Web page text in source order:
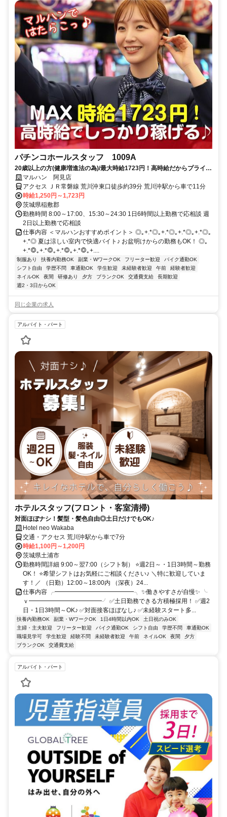
パチンコホールスタッフ 1009A
20歳以上の方(健康増進法の為)/最大時給1723円！高時給だからプライベ
ートを優先してもしっかり稼げる！ミニボーナスも有【履歴書不要】
マルハン 阿見店
アクセス ＪＲ常磐線 荒川沖東口徒歩約39分 荒川沖駅から車で11分
時給1,250円～1,723円
茨城県稲敷郡
勤務時間 8:00～17:00、15:30～24:30 1日6時間以上勤務で応相談 週
2日以上勤務で応相談
仕事内容 ＜マルハンおすすめポイント＞ ◎｡+.*◎｡+.*◎｡+.*◎｡+.*◎｡
+.*◎ 夏は涼しい室内で快適バイト♪ お盆明けからの勤務もOK！ ◎｡
+.*◎｡+.*◎｡+.*◎｡+.*◎｡+....
制服あり 扶養内勤務OK 副業・WワークOK フリーター歓迎
バイク通勤OK
シフト自由
学歴不問 車通勤OK 学生歓迎 未経験者歓迎 午前
経験者歓迎
ネイルOK
夜間 研修あり 夕方 ブランクOK 交通費支給
長期歓迎
週2・3日からOK
同じ企業の求人
アルバイト・パート
ホテルスタッフ(フロント・客室清掃)
対面ほぼナシ！髪型・髪色自由◎土日だけでもOK♪
Hotel neo Wakaba
交通・アクセス 荒川沖駅から車で7分
時給1,100円～1,200円
茨城県土浦市
勤務時間詳細 9:00～翌7:00（シフト制） ⭐週2日～・1日3時間～勤務
OK！ ⭐希望シフトはお気軽にご相談ください♪ ＼特に歓迎していま
す！／ （日勤）12:00～18:00内 （深夜）24...
仕事内容 ╭━━━━━━━━━━━━━╮ ✨働きやすさが自慢✨ ╰
ｖ━━━━━━━━━━━━╯ ✅土日勤務できる方積極採用！ ✅週2
日・1日3時間～OK♪ ✅対面接客ほぼなし♪ ✅未経験スタート多...
扶養内勤務OK 副業・WワークOK 1日4時間以内OK
土日祝のみOK
主婦・主夫歓迎
フリーター歓迎 バイク通勤OK シフト自由 学歴不問
車通勤OK
職場見学可
学生歓迎 経験不問 未経験者歓迎 午前 ネイルOK 夜間
夕方
ブランクOK
交通費支給
アルバイト・パート